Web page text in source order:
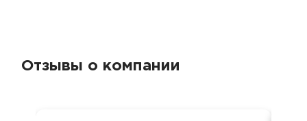
Отзывы о компании